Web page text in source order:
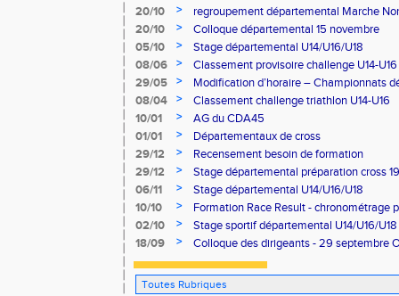
20/10
>
regroupement départemental Marche
20/10
>
Colloque départemental 15 novembre
05/10
>
Stage départemental U14/U16/U18
08/06
>
Classement provisoire challenge U14-U16
29/05
>
Modification d’horaire – Championnats
08/04
>
Classement challenge triathlon U14-U16
10/01
>
AG du CDA45
01/01
>
Départementaux de cross
29/12
>
Recensement besoin de formation
29/12
>
Stage départemental préparation cross
06/11
>
Stage départemental U14/U16/U18
10/10
>
Formation Race Result - chronométrage
02/10
>
Stage sportif départemental U14/U16/U18
18/09
> Colloque des dirigeants - 29 septembre